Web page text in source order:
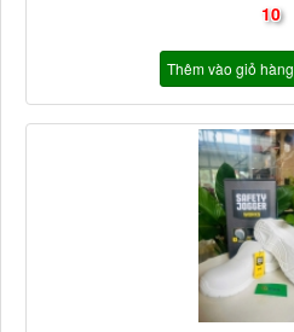
10
Thêm vào giỏ hàng